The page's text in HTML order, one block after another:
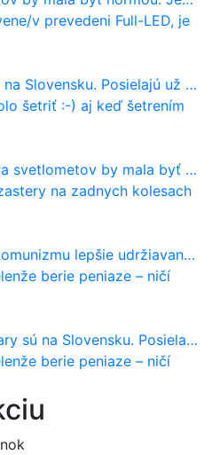
v prevedeni Full-LED, je
Posielajú už pokuty? Ukáže ich Waze?
šetriť :-) aj keď šetrením
by mala byť normou. Jeden nový dnes stojí priemerne 1251 eur!
na zadnych kolesach
lepšie udržiavané ako dnes?
berie peniaze – ničí
Posielajú už pokuty? Ukáže ich Waze?
berie peniaze – ničí